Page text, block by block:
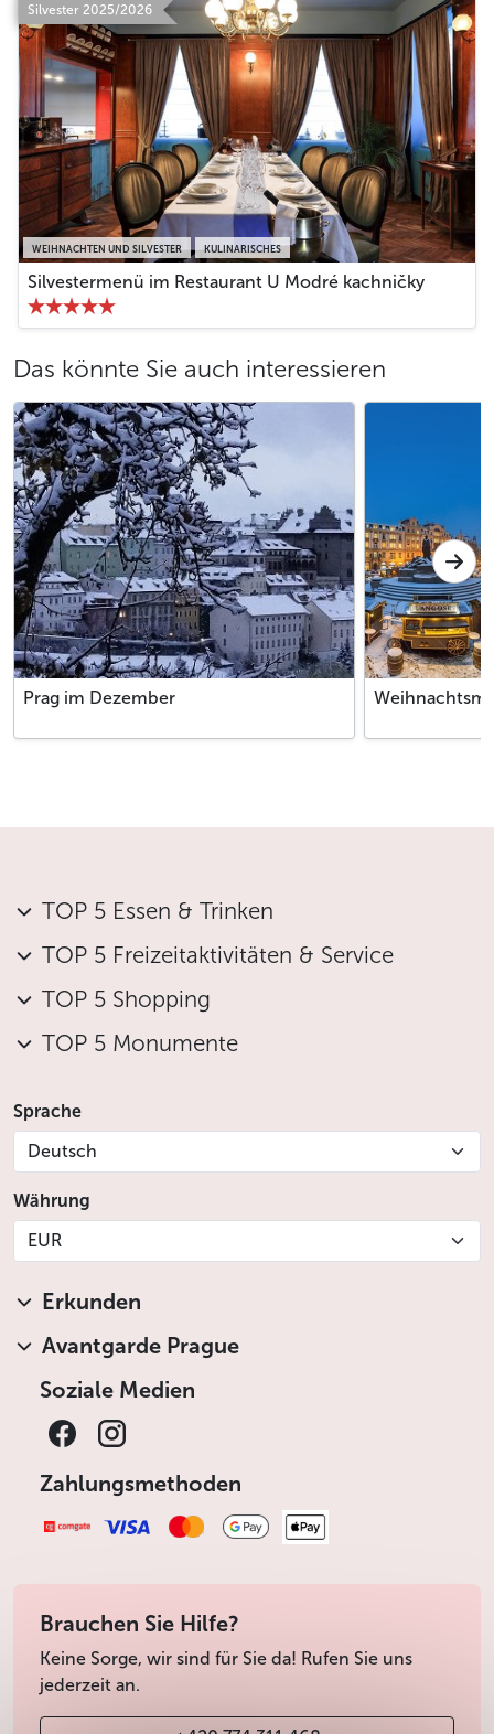
Silvester 2025/2026
WEIHNACHTEN UND SILVESTER KULINARISCHES
Silvestermenü im Restaurant U Modré kachničky
Das könnte Sie auch interessieren
Prag im Dezember
TOP 5 Essen & Trinken
TOP 5 Freizeitaktivitäten & Service
TOP 5 Shopping
TOP 5 Monumente
Sprache
Deutsch
Währung
EUR
Erkunden
Avantgarde Prague
Soziale Medien
Zahlungsmethoden
Brauchen Sie Hilfe?
Keine Sorge, wir sind für Sie da! Rufen Sie uns
jederzeit an.